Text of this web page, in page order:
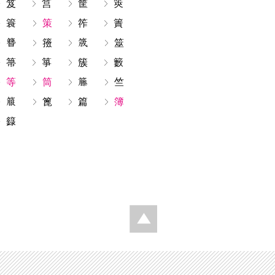
笈 筥 筐
筴
簑 策 筰
簀
籡
筮
箒 箏 簇
籔
等 筒
竺
篦 篇
簿
籙